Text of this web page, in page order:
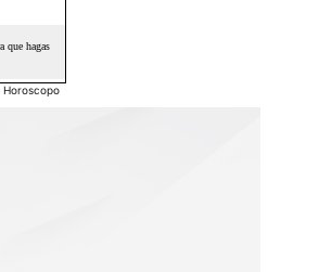
Horoscopo